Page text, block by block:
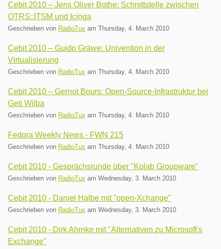
Cebit 2010 – Jens Oliver Bothe: Schnittstelle zwischen
OTRS::ITSM und Icinga
Geschrieben von RadioTux am Thursday, 4. March 2010
Cebit 2010 – Guido Gräwe: Univention in der
Virtualisierung
Geschrieben von RadioTux am Thursday, 4. March 2010
Cebit 2010 – Gernot Bours: Open-Source-Infrastruktur bei
Geti Wilba
Geschrieben von RadioTux am Thursday, 4. March 2010
Fedora Weekly News - FWN 215
Geschrieben von RadioTux am Thursday, 4. March 2010
Cebit 2010 - Gesprächsrunde über "Kolab Groupware"
Geschrieben von RadioTux am Wednesday, 3. March 2010
Cebit 2010 - Daniel Halbe mit "open-Xchange"
Geschrieben von RadioTux am Wednesday, 3. March 2010
Cebit 2010 - Dirk Ahrnke mit "Alternativen zu Microsoft's
Exchange"